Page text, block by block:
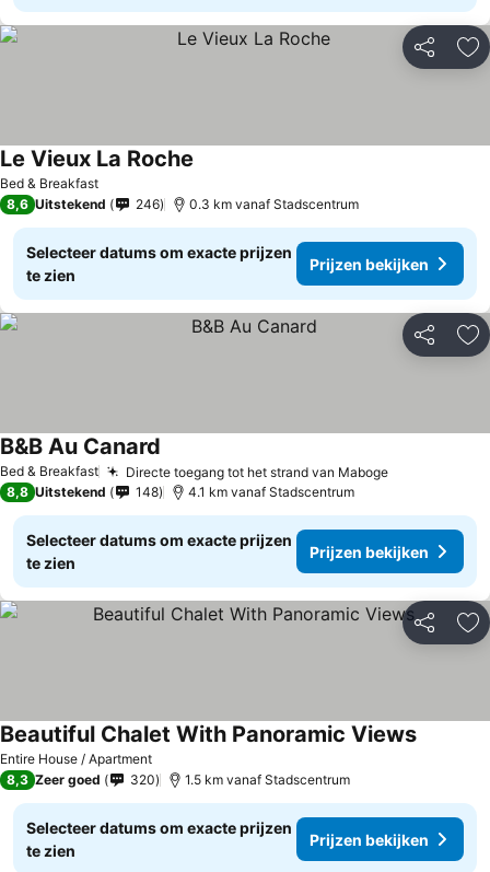
Delen
Bed & Breakfast
Le Vieux La Roche
8,6 Uitstekend 246 0.3 km vanaf Stadscentrum
Selecteer datums om exacte prijzen
te zien
Prijzen bekijken
Delen
Bed & Breakfast Directe toegang tot het strand van Maboge
B&B Au Canard
8,8 Uitstekend 148 4.1 km vanaf Stadscentrum
Selecteer datums om exacte prijzen
te zien
Prijzen bekijken
Delen
Entire House / Apartment
Beautiful Chalet With Panoramic Views
8,3 Zeer goed 320 1.5 km vanaf Stadscentrum
Selecteer datums om exacte prijzen
te zien
Prijzen bekijken